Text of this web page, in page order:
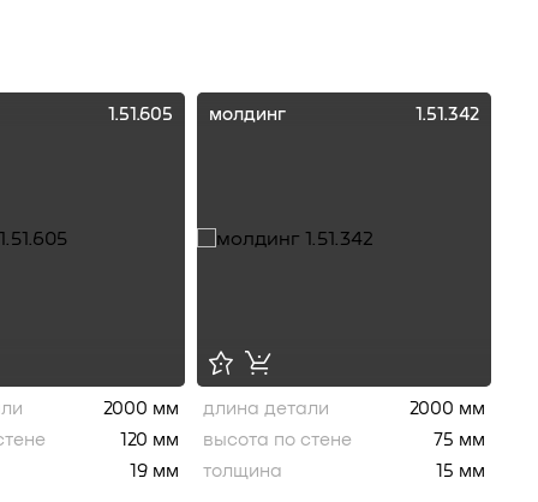
1.51.605
2000 мм
120 мм
19 мм
молдинг 1.51.342
длина детали
2000 мм
высота по стене
75 мм
толщина
15 мм